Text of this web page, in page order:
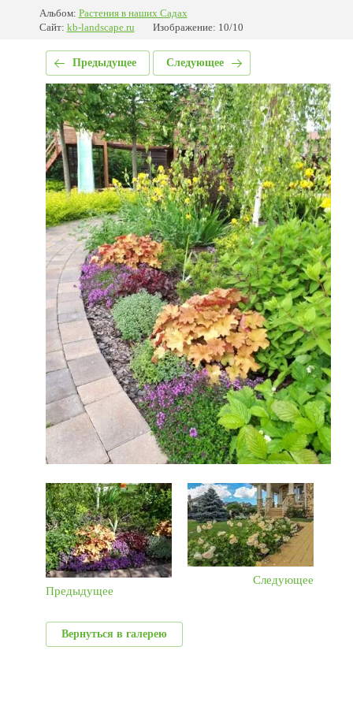
Альбом: Растения в наших Садах
Сайт: kb-landscape.ru Изображение: 10/10
Предыдущее Следующее
Предыдущее
Следующее
Вернуться в галерею